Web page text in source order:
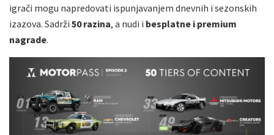
igrači mogu napredovati ispunjavanjem dnevnih i sezonskih
izazova. Sadrži 50 razina, a nudi i besplatne i premium
nagrade.